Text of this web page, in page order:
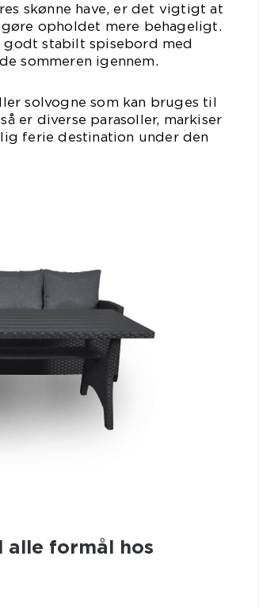
skønne have, er det vigtigt at
gøre opholdet mere behageligt.
godt stabilt spisebord med
sommeren igennem.
solvogne som kan bruges til
er diverse parasoller, markiser
ferie destination under den
formål hos